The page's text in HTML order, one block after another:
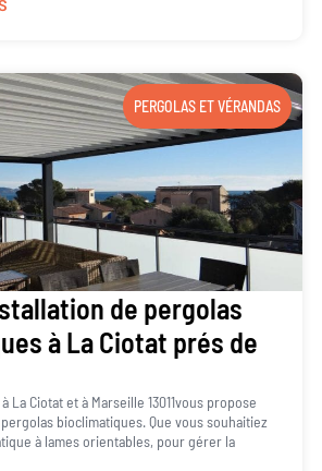
PERGOLAS ET VÉRANDAS
de pergolas
à La Ciotat prés de
La Ciotat et à Marseille 13011vous propose
bioclimatiques. Que vous souhaitiez
à lames orientables, pour gérer la